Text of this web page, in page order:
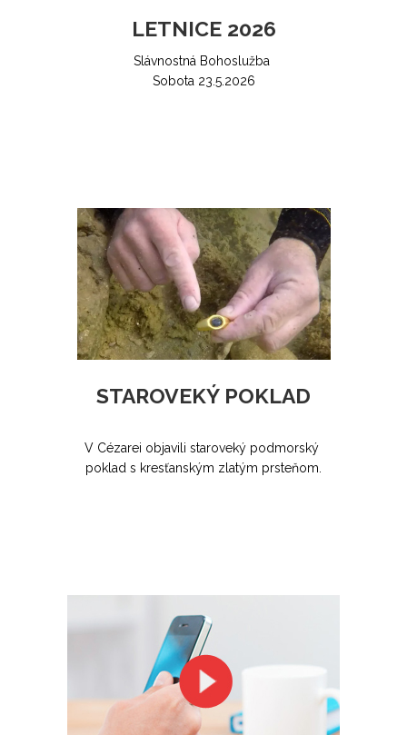
LETNICE 2026
Slávnostná Bohoslužba
Sobota 23.5.2026
STAROVEKÝ POKLAD
V Cézarei objavili staroveký podmorský
poklad s kresťanským zlatým prsteňom.